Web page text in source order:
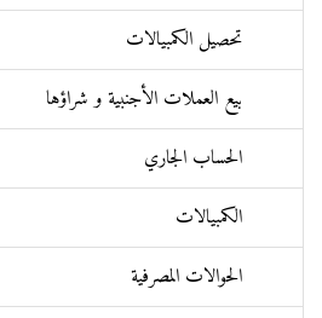
تحصيل الكمبيالات
بيع العملات الأجنبية و شراؤها
الحساب الجاري
الكمبيالات
الحوالات المصرفية